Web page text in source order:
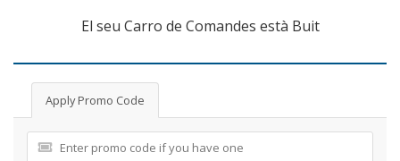
El seu Carro de Comandes està Buit
Apply Promo Code